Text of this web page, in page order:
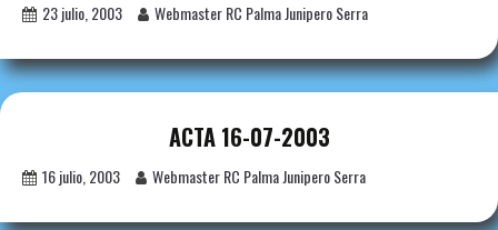
23 julio, 2003 Webmaster RC Palma Junipero Serra
ACTA 16-07-2003
16 julio, 2003 Webmaster RC Palma Junipero Serra